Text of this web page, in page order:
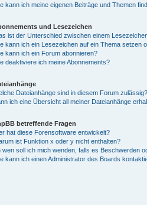
kann ich meine eigenen Beiträge und Themen
und Lesezeichen
ist der Unterschied zwischen einem
kann ich ein Lesezeichen auf ein Thema setzen
kann ich ein Forum abonnieren?
deaktiviere ich meine Abonnements?
Dateianhänge sind in diesem Forum zulässig?
ich eine Übersicht all meiner Dateianhänge
betreffende Fragen
hat diese Forensoftware entwickelt?
ist Funktion x oder y nicht enthalten?
wen soll ich mich wenden, falls es Beschwerden
kann ich einen Administrator des Boards